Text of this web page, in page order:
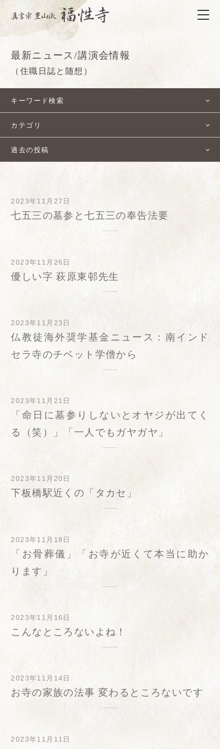
最新ニュース/講演会情報
（住職日誌と随想）
キーワード検索
カテゴリ
過去の投稿
2023年11月27日
七五三の墓参と七五三の奉告法要
2023年11月26日
優しい字 萩原東邨先生
2023年11月23日
仏教徒海外奨学基金ニュース：南インド
セラ寺のチベット学僧から
2023年11月21日
「命日に墓参りしないとオヤジが出てく
る（笑）」「一人でもガヤガヤ」
2023年11月20日
下板橋駅近くの「タカセ」
2023年11月18日
「お骨葬儀」「お寺が近くて本当に助か
ります」
2023年11月16日
こんなところないよね！
2023年11月14日
お寺の家族の法事 変わるところないです
2023年11月11日